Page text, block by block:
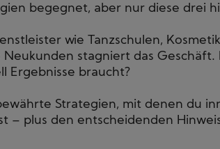
begegnet, aber nur diese drei
wie Tanzschulen,
stagniert das
Ergebnisse braucht?
Strategien, mit denen du
– plus den entscheidenden